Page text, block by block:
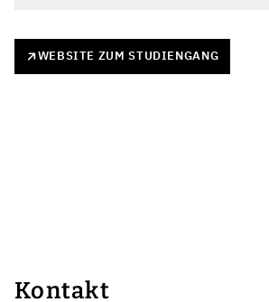
WEBSITE ZUM STUDIENGANG
Kontakt